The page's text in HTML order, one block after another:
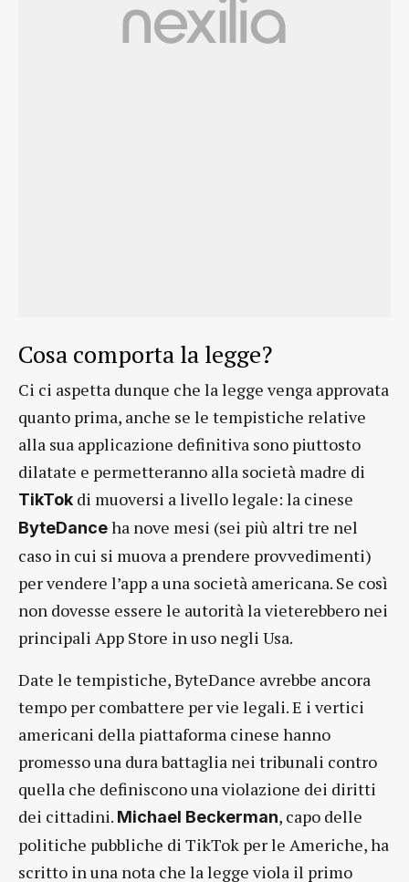
Cosa comporta la legge?
Ci ci aspetta dunque che la legge venga approvata
quanto prima, anche se le tempistiche relative
alla sua applicazione definitiva sono piuttosto
dilatate e permetteranno alla società madre di
TikTok di muoversi a livello legale: la cinese
ByteDanceha nove mesi (sei più altri tre nel
caso in cui si muova a prendere provvedimenti)
per vendere l’app a una società americana. Se così
non dovesse essere le autorità la vieterebbero nei
principali App Store in uso negli Usa.
Date le tempistiche, ByteDance avrebbe ancora
tempo per combattere per vie legali. E i vertici
americani della piattaforma cinese hanno
promesso una dura battaglia nei tribunali contro
quella che definiscono una violazione dei diritti
dei cittadini. Michael Beckerman, capo delle
politiche pubbliche di TikTok per le Americhe, ha
scritto in una nota che la legge viola il primo